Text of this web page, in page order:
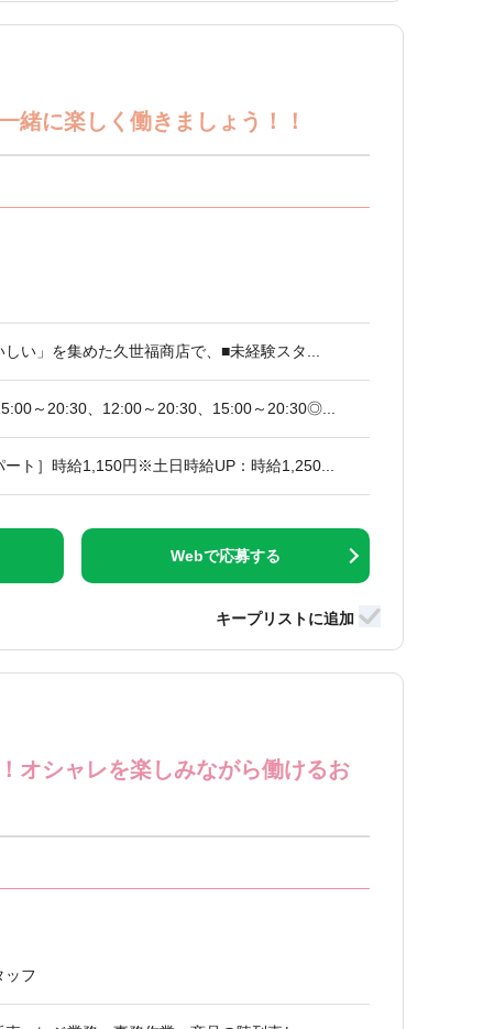
緒に楽しく働きましょう！！
い」を集めた久世福商店で、■未経験スタ...
～20:30、12:00～20:30、15:00～20:30◎...
ート］時給1,150円※土日時給UP：時給1,250...
Webで応募する
オシャレを楽しみながら働けるお
ッフ